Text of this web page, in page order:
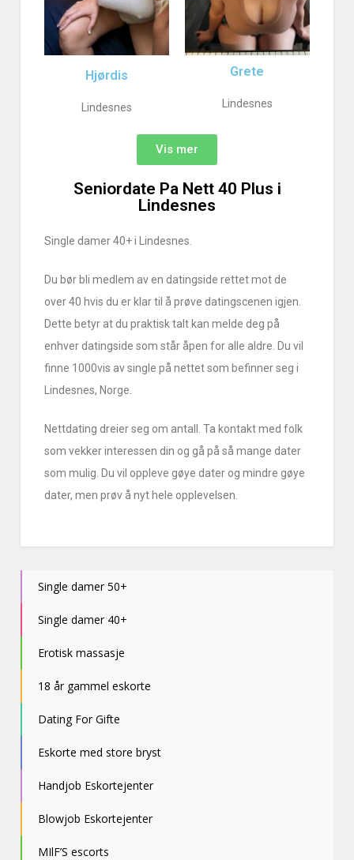
Hjørdis
Lindesnes
Grete
Lindesnes
Vis mer
Seniordate Pa Nett 40 Plus i
Lindesnes
Single damer 40+ i Lindesnes.
Du bør bli medlem av en datingside rettet mot de
over 40 hvis du er klar til å prøve datingscenen igjen.
Dette betyr at du praktisk talt kan melde deg på
enhver datingside som står åpen for alle aldre. Du vil
finne 1000vis av single på nettet som befinner seg i
Lindesnes, Norge.
Nettdating dreier seg om antall. Ta kontakt med folk
som vekker interessen din og gå på så mange dater
som mulig. Du vil oppleve gøye dater og mindre gøye
dater, men prøv å nyt hele opplevelsen.
Single damer 50+
Single damer 40+
Erotisk massasje
18 år gammel eskorte
Dating For Gifte
Eskorte med store bryst
Handjob Eskortejenter
Blowjob Eskortejenter
MIlF’S escorts